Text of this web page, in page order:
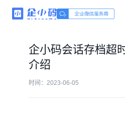
企小码会话存档超
介绍
时间：2023-06-05